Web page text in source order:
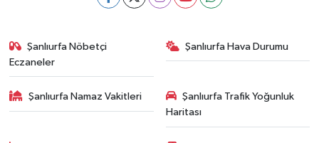
Şanlıurfa Nöbetçi
Eczaneler
Şanlıurfa Hava Durumu
Şanlıurfa Namaz Vakitleri
Şanlıurfa Trafik Yoğunluk
Haritası